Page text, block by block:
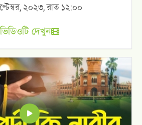
২০২৩, রাত ১২:০০
ভিডিওটি দেখুন